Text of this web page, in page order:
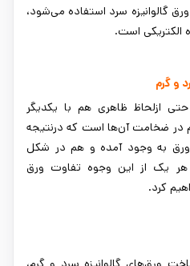
گالوانیزه سرد استفاده می‌شود،
الکتریکی است.
و گرم
ازلحاظ ظاهری هم با یکدیگر
در ضخامت آن‌ها است که درنتیجه
به وجود آمده و هم در شکل
یک از این وجوه تفاوت ورق
کرد.